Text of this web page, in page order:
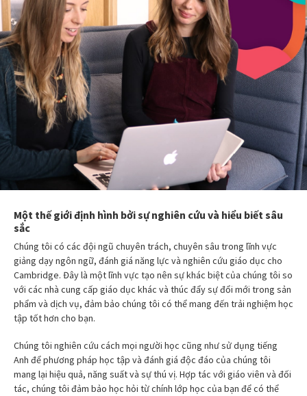
Một thế giới định hình bởi sự nghiên cứu và hiểu biết sâu
sắc
Chúng tôi có các đội ngũ chuyên trách, chuyên sâu trong lĩnh vực
giảng dạy ngôn ngữ, đánh giá năng lực và nghiên cứu giáo dục cho
Cambridge. Đây là một lĩnh vực tạo nên sự khác biệt của chúng tôi so
với các nhà cung cấp giáo dục khác và thúc đẩy sự đổi mới trong sản
phẩm và dịch vụ, đảm bảo chúng tôi có thể mang đến trải nghiệm học
tập tốt hơn cho bạn.
Chúng tôi nghiên cứu cách mọi người học cũng như sử dụng tiếng
Anh để phương pháp học tập và đánh giá độc đáo của chúng tôi
mang lại hiệu quả, năng suất và sự thú vị. Hợp tác với giáo viên và đối
tác, chúng tôi đảm bảo học hỏi từ chính lớp học của bạn để có thể